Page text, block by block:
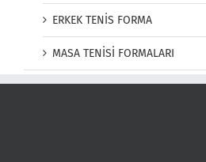
ERKEK TENİS FORMA
MASA TENİSİ FORMALARI